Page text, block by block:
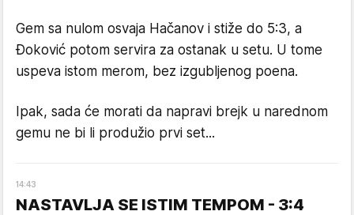
Gem sa nulom osvaja Hačanov i stiže do 5:3, a
Đoković potom servira za ostanak u setu. U tome
uspeva istom merom, bez izgubljenog poena.
Ipak, sada će morati da napravi brejk u narednom
gemu ne bi li produžio prvi set...
14:43
NASTAVLJA SE ISTIM TEMPOM - 3:4